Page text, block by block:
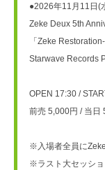
●2026年11月11日(
Zeke Deux 5th
「Zeke
Starwave Records
OPEN 17:30 /
前売 5,000円 / 当日
※入場者全員に
※ラスト大セッショ